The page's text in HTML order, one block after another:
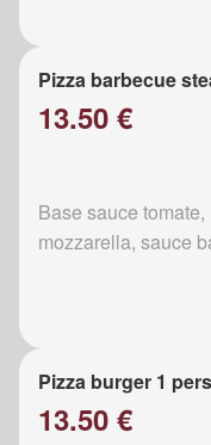
Pizza barbecue
13.50 €
Base sauce
mozzarella, sauce
Pizza burger 1 pers
13.50 €